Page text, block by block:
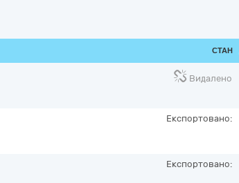
СТАН
Видалено
Експортовано:
Експортовано: